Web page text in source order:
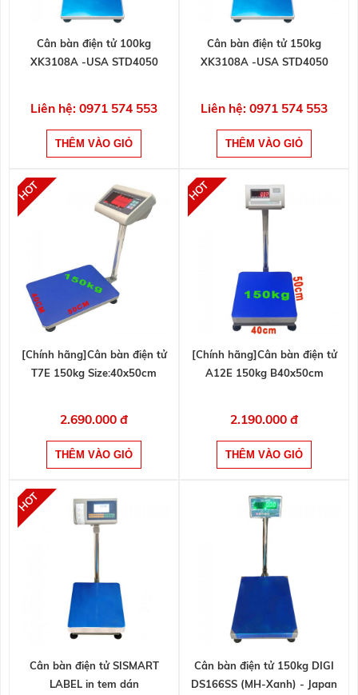
Cân bàn điện tử 100kg
XK3108A -USA STD4050
Liên hệ: 0971 574 553
Cân bàn điện tử 150kg
XK3108A -USA STD4050
Liên hệ: 0971 574 553
[Chính hãng]Cân bàn điện tử
T7E 150kg Size:40x50cm
2.690.000 đ
[Chính hãng]Cân bàn điện tử
A12E 150kg B40x50cm
2.190.000 đ
Cân bàn điện tử SISMART
LABEL in tem dán
Cân bàn điện tử 150kg DIGI
DS166SS (MH-Xanh) - Japan